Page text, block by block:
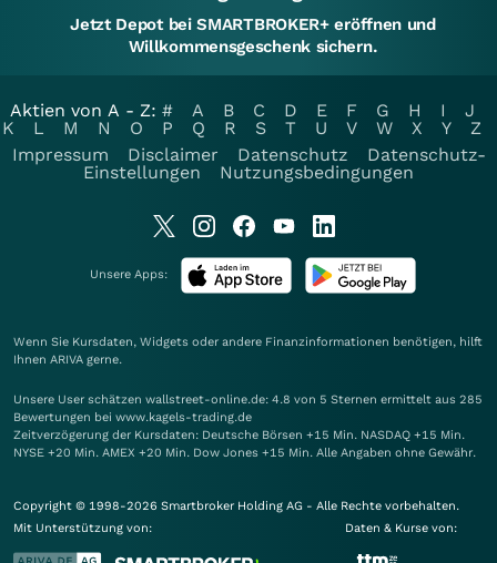
Jetzt Depot bei SMARTBROKER+ eröffnen und
Willkommensgeschenk sichern.
Aktien von A - Z: # A B C D E F G H I
J
K
L M N O P Q R S T U V W X Y
Z
Impressum
Disclaimer Datenschutz
Datenschutz-
Einstellungen
Nutzungsbedingungen
Unsere Apps:
Wenn Sie Kursdaten, Widgets oder andere Finanzinformationen benötigen, hilft
Ihnen ARIVA gerne.
Unsere User schätzen wallstreet-online.de: 4.8 von 5 Sternen ermittelt aus 285
Bewertungen bei www.kagels-trading.de
Zeitverzögerung der Kursdaten: Deutsche Börsen +15 Min. NASDAQ +15 Min.
NYSE +20 Min. AMEX +20 Min. Dow Jones +15 Min. Alle Angaben ohne Gewähr.
Copyright © 1998-2026 Smartbroker Holding AG - Alle Rechte vorbehalten.
Mit Unterstützung von:
Daten & Kurse von: